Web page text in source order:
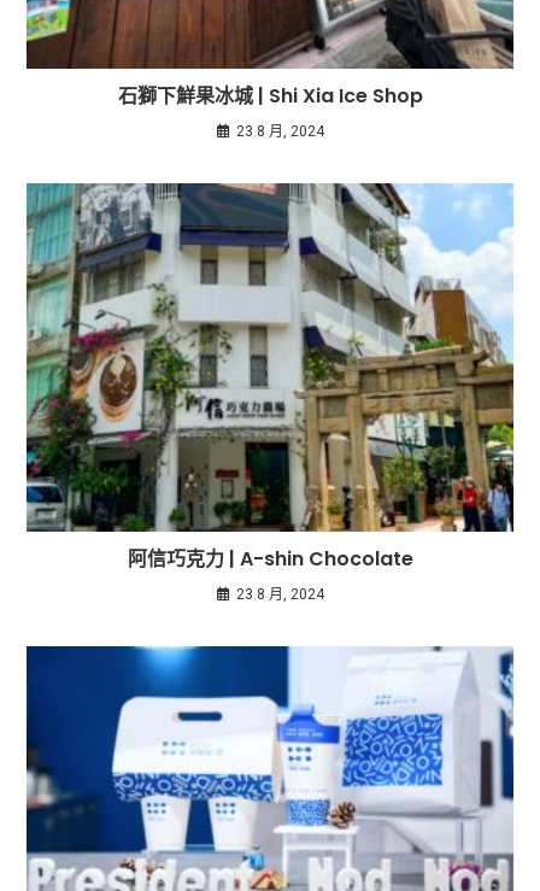
石獅下鮮果冰城 | Shi Xia Ice Shop
23 8 月, 2024
阿信巧克力 | A-shin Chocolate
23 8 月, 2024